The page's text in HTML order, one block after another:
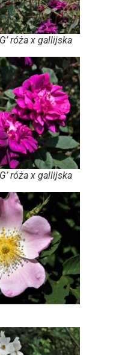
róża x gallijska
róża x gallijska